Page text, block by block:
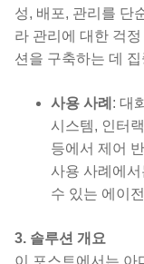
성, 배포, 관리를 단
라 관리에 대한 걱
션을 구축하는 데
사용 사례 : 대
시스템, 인터
등에서 제어
사용 사례에
수 있는 에이
3. 솔루션 개요